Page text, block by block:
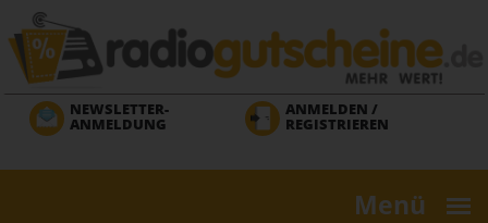
Direkt
zum
Inhalt
NEWSLETTER-
ANMELDUNG
ANMELDEN /
REGISTRIEREN
Menü